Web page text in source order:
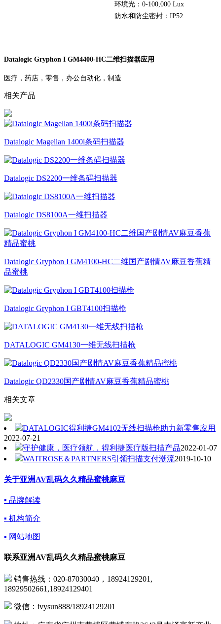
环境光：0-100,000 Lux
防水和防尘密封：IP52
Datalogic Gryphon I GM4400-HC二维扫描器应用
医疗，药店，零售，办公自动化，制造
相关产品
Datalogic Magellan 1400i条码扫描器
Datalogic DS2200一维条码扫描器
Datalogic DS8100A一维扫描器
Datalogic Gryphon I GM4100-HC二维国产剧情AV麻豆香蕉精
品蜜桃
Datalogic Gryphon I GBT4100扫描枪
DATALOGIC GM4130一维无线扫描枪
Datalogic QD2330国产剧情AV麻豆香蕉精品蜜桃
相关文章
DATALOGIC得利捷GM4102无线扫描枪助力新零售应用
2022-07-21
守护健康，医疗领航，得利捷医疗版扫描产品2022-01-07
WAITROSE＆PARTNERS引领扫描支付潮流2019-10-10
关于亚洲AV乱码久久精品蜜桃麻豆
▪ 品牌解读
▪ 机构简介
▪ 网站地图
联系亚洲AV乱码久久精品蜜桃麻豆
销售热线：020-87030040，18924129201,
18929502661,18924129401
微信：ivysun888/18924129201